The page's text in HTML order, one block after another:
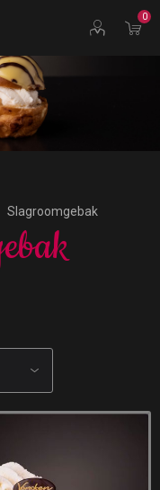
0
vandaag uiterlijk tot
Slagroomgebak